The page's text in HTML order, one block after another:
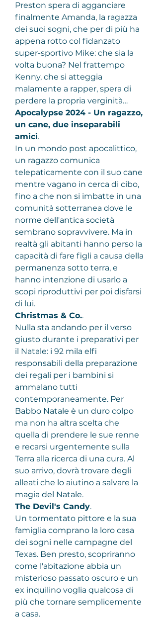
Preston spera di agganciare
finalmente Amanda, la ragazza
dei suoi sogni, che per di più ha
appena rotto col fidanzato
super-sportivo Mike: che sia la
volta buona? Nel frattempo
Kenny, che si atteggia
malamente a rapper, spera di
perdere la propria verginità…
Apocalypse 2024 - Un ragazzo,
un cane, due inseparabili
amici.
In un mondo post apocalittico,
un ragazzo comunica
telepaticamente con il suo cane
mentre vagano in cerca di cibo,
fino a che non si imbatte in una
comunità sotterranea dove le
norme dell'antica società
sembrano sopravvivere. Ma in
realtà gli abitanti hanno perso la
capacità di fare figli a causa della
permanenza sotto terra, e
hanno intenzione di usarlo a
scopi riproduttivi per poi disfarsi
di lui.
Christmas & Co..
Nulla sta andando per il verso
giusto durante i preparativi per
il Natale: i 92 mila elfi
responsabili della preparazione
dei regali per i bambini si
ammalano tutti
contemporaneamente. Per
Babbo Natale è un duro colpo
ma non ha altra scelta che
quella di prendere le sue renne
e recarsi urgentemente sulla
Terra alla ricerca di una cura. Al
suo arrivo, dovrà trovare degli
alleati che lo aiutino a salvare la
magia del Natale.
The Devil's Candy.
Un tormentato pittore e la sua
famiglia comprano la loro casa
dei sogni nelle campagne del
Texas. Ben presto, scopriranno
come l'abitazione abbia un
misterioso passato oscuro e un
ex inquilino voglia qualcosa di
più che tornare semplicemente
a casa.